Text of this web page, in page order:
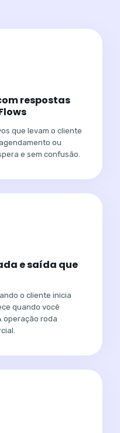
respostas
que levam o cliente
ou
e sem confusão.
e saída que
o cliente inicia
quando você
operação roda